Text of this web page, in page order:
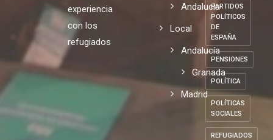
experiencia
con los
refugiados
Andalucia
Local
Andalucía
Granada
Madrid
PARTIDOS
POLÍTICOS
DE
ESPAÑA
PENSIONES
POLÍTICA
POLÍTICAS
SOCIALES
REFUGIADOS